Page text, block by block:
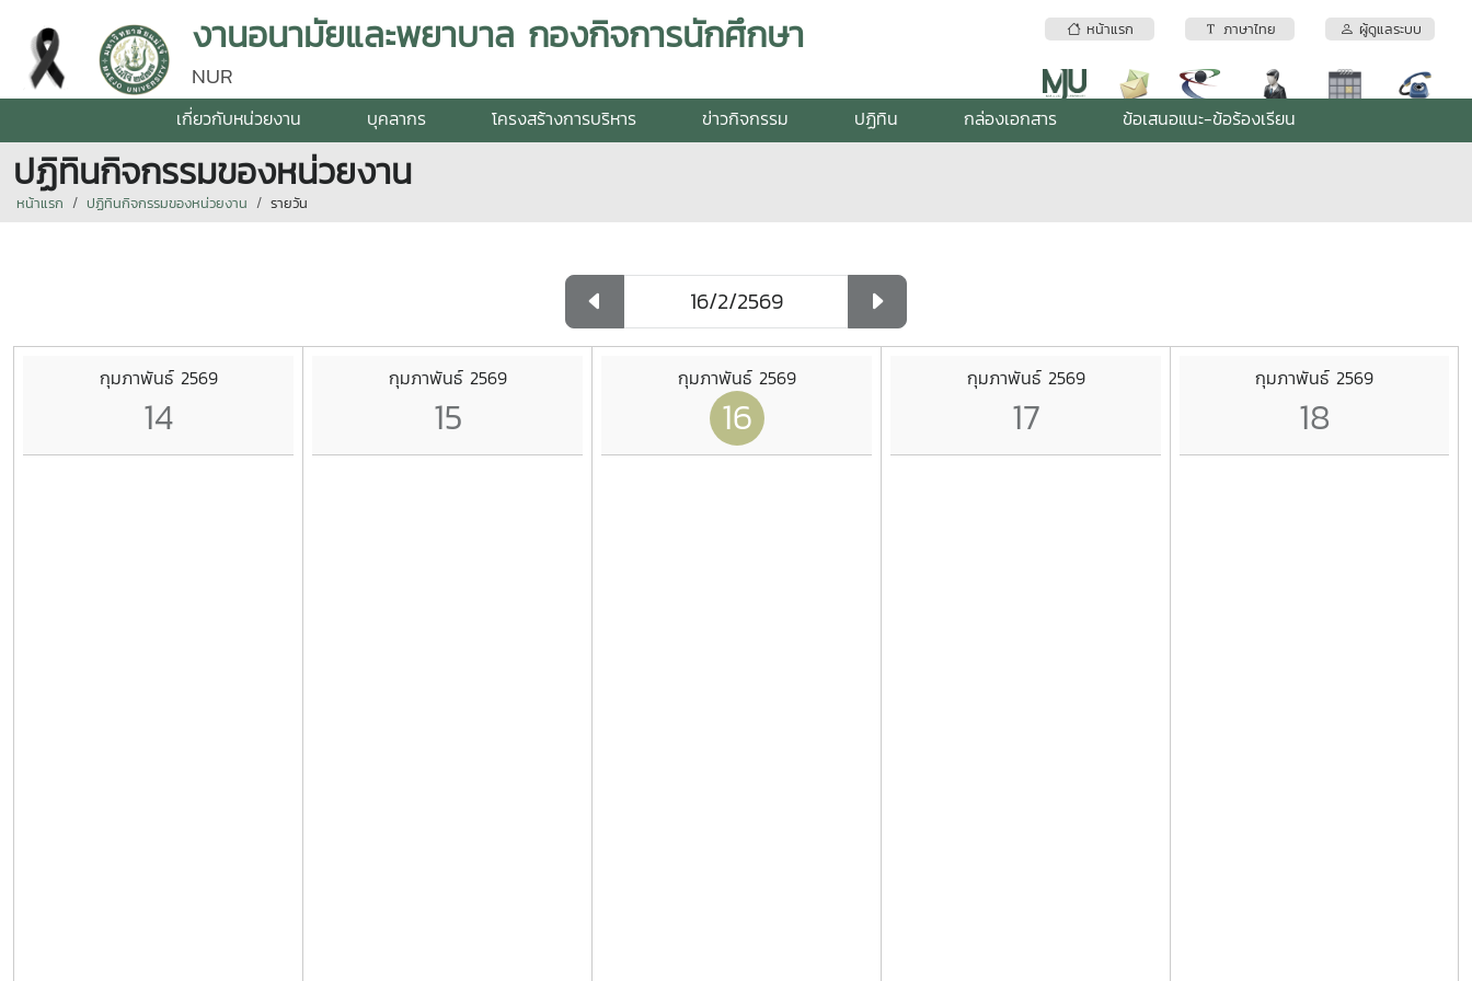
หน้าแรก ภาษาไทย ผู้ดูแลระบบ
งานอนามัยและพยาบาล กองกิจการนักศึกษา
NUR
เกี่ยวกับหน่วยงาน บุคลากร โครงสร้างการบริหาร ข่าวกิจกรรม ปฏิทิน กล่องเอกสาร ข้อเสนอแนะ-ข้อร้องเรียน
ปฏิทินกิจกรรมของหน่วยงาน
หน้าแรก ปฏิทินกิจกรรมของหน่วยงาน รายวัน
กุมภาพันธ์ 2569
14
กุมภาพันธ์ 2569
15
กุมภาพันธ์ 2569
16
กุมภาพันธ์ 2569
17
กุมภาพันธ์ 2569
18